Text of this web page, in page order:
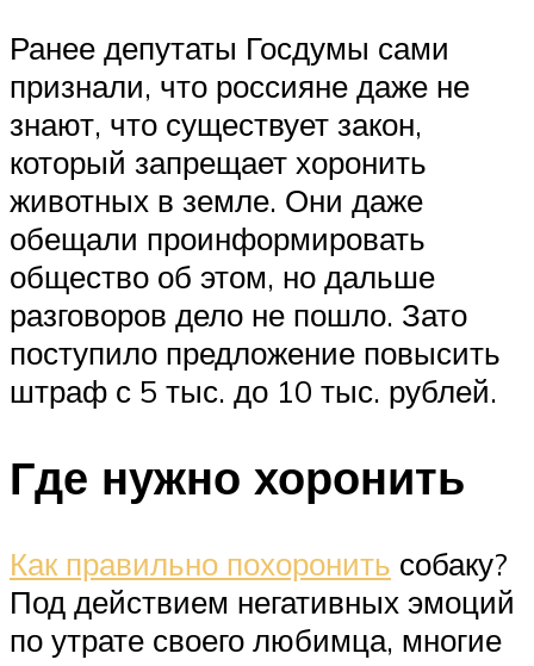
Ранее депутаты Госдумы сами
признали, что россияне даже не
знают, что существует закон,
который запрещает хоронить
животных в земле. Они даже
обещали проинформировать
общество об этом, но дальше
разговоров дело не пошло. Зато
поступило предложение повысить
штраф с 5 тыс. до 10 тыс. рублей.
Где нужно хоронить
Как правильно похоронить собаку?
Под действием негативных эмоций
по утрате своего любимца, многие